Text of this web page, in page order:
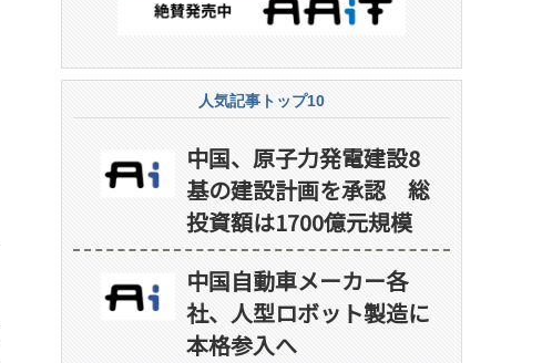
人気記事トップ10
中国、原子力発電建設8
基の建設計画を承認 総
投資額は1700億元規模
中国自動車メーカー各
社、人型ロボット製造に
本格参入へ